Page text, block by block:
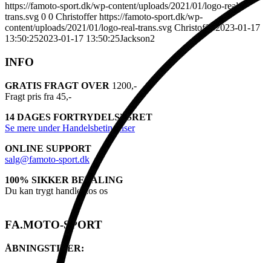
https://famoto-sport.dk/wp-content/uploads/2021/01/logo-real-
trans.svg 0 0 Christoffer https://famoto-sport.dk/wp-
content/uploads/2021/01/logo-real-trans.svg Christoffer2023-01-17
13:50:252023-01-17 13:50:25Jackson2
INFO
GRATIS FRAGT OVER 1200,-
Fragt pris fra 45,-
14 DAGES FORTRYDELSESRET
Se mere under Handelsbetingelser
ONLINE SUPPORT
salg@famoto-sport.dk
100% SIKKER BETALING
Du kan trygt handle hos os
FA.MOTO-SPORT
ÅBNINGSTIDER: